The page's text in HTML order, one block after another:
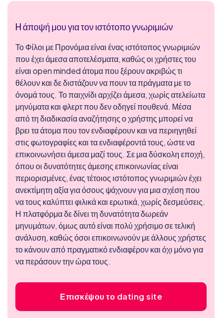
H άποψή μου για τον ιστότοπο γνωριμιών
Το Φίλοι με Προνόμια είναι ένας ιστότοπος γνωριμιών
που έχει άμεσα αποτελέσματα, καθώς οι χρήστες του
είναι open minded άτομα που ξέρουν ακριβώς τι
θέλουν και δε διστάζουν να πουν τα πράγματα με το
όνομά τους. Το παιχνίδι αρχίζει άμεσα, χωρίς ατελείωτα
μηνύματα και φλερτ που δεν οδηγεί πουθενά. Μέσα
από τη διαδικασία αναζήτησης ο χρήστης μπορεί να
βρει τα άτομα που τον ενδιαφέρουν και να περιηγηθεί
στις φωτογραφίες και τα ενδιαφέροντά τους, ώστε να
επικοινωνήσει άμεσα μαζί τους. Σε μια δύσκολη εποχή,
όπου οι δυνατότητες άμεσης επικοινωνίας είναι
περιορισμένες, ένας τέτοιος ιστότοπος γνωριμιών έχει
ανεκτίμητη αξία για όσους ψάχνουν για μια σχέση που
να τους καλύπτει φιλικά και ερωτικά, χωρίς δεσμεύσεις.
Η πλατφόρμα δε δίνει τη δυνατότητα δωρεάν
μηνυμάτων, όμως αυτό είναι πολύ χρήσιμο σε τελική
ανάλυση, καθώς όσοι επικοινωνούν με άλλους χρήστες
το κάνουν από πραγματικό ενδιαφέρον και όχι μόνο για
να περάσουν την ώρα τους.
Επισκέψου το dating site